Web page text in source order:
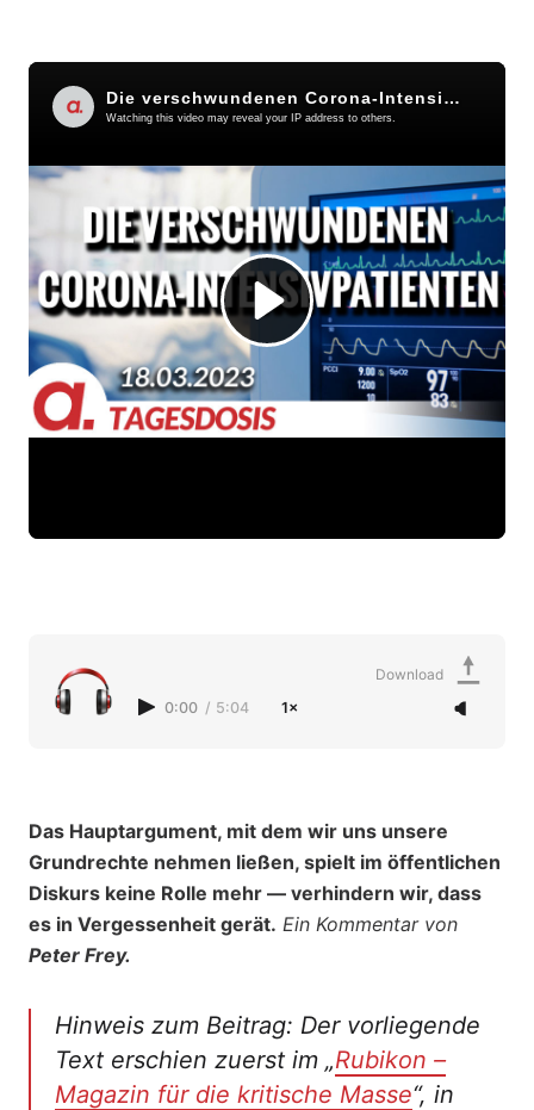
0:00 / 5:04 1×
Download
Das Hauptargument, mit dem wir uns unsere
Grundrechte nehmen ließen, spielt im öffentlichen
Diskurs keine Rolle mehr — verhindern wir, dass
es in Vergessenheit gerät. Ein Kommentar von
Peter Frey.
Hinweis zum Beitrag: Der vorliegende
Text erschien zuerst im „Rubikon –
Magazin für die kritische Masse“, in